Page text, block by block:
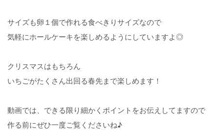
サイズも卵１個で作れる食べきりサイズなので
気軽にホールケーキを楽しめるようにしていますよ◎
クリスマスはもちろん
いちごがたくさん出回る春先まで楽しめます！
動画では、できる限り細かくポイントをお伝えしてますので
作る前にぜひ一度ご覧くださいね♪